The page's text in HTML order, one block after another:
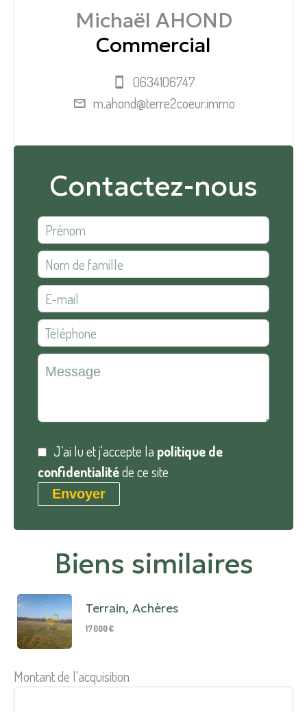
Michaël AHOND
Commercial
0634106747
m.ahond@terre2coeur.immo
Contactez-nous
J’ai lu et j'accepte la politique de
confidentialitéde ce site
Envoyer
Biens similaires
Terrain, Achères
17 000 €
Montant de l'acquisition